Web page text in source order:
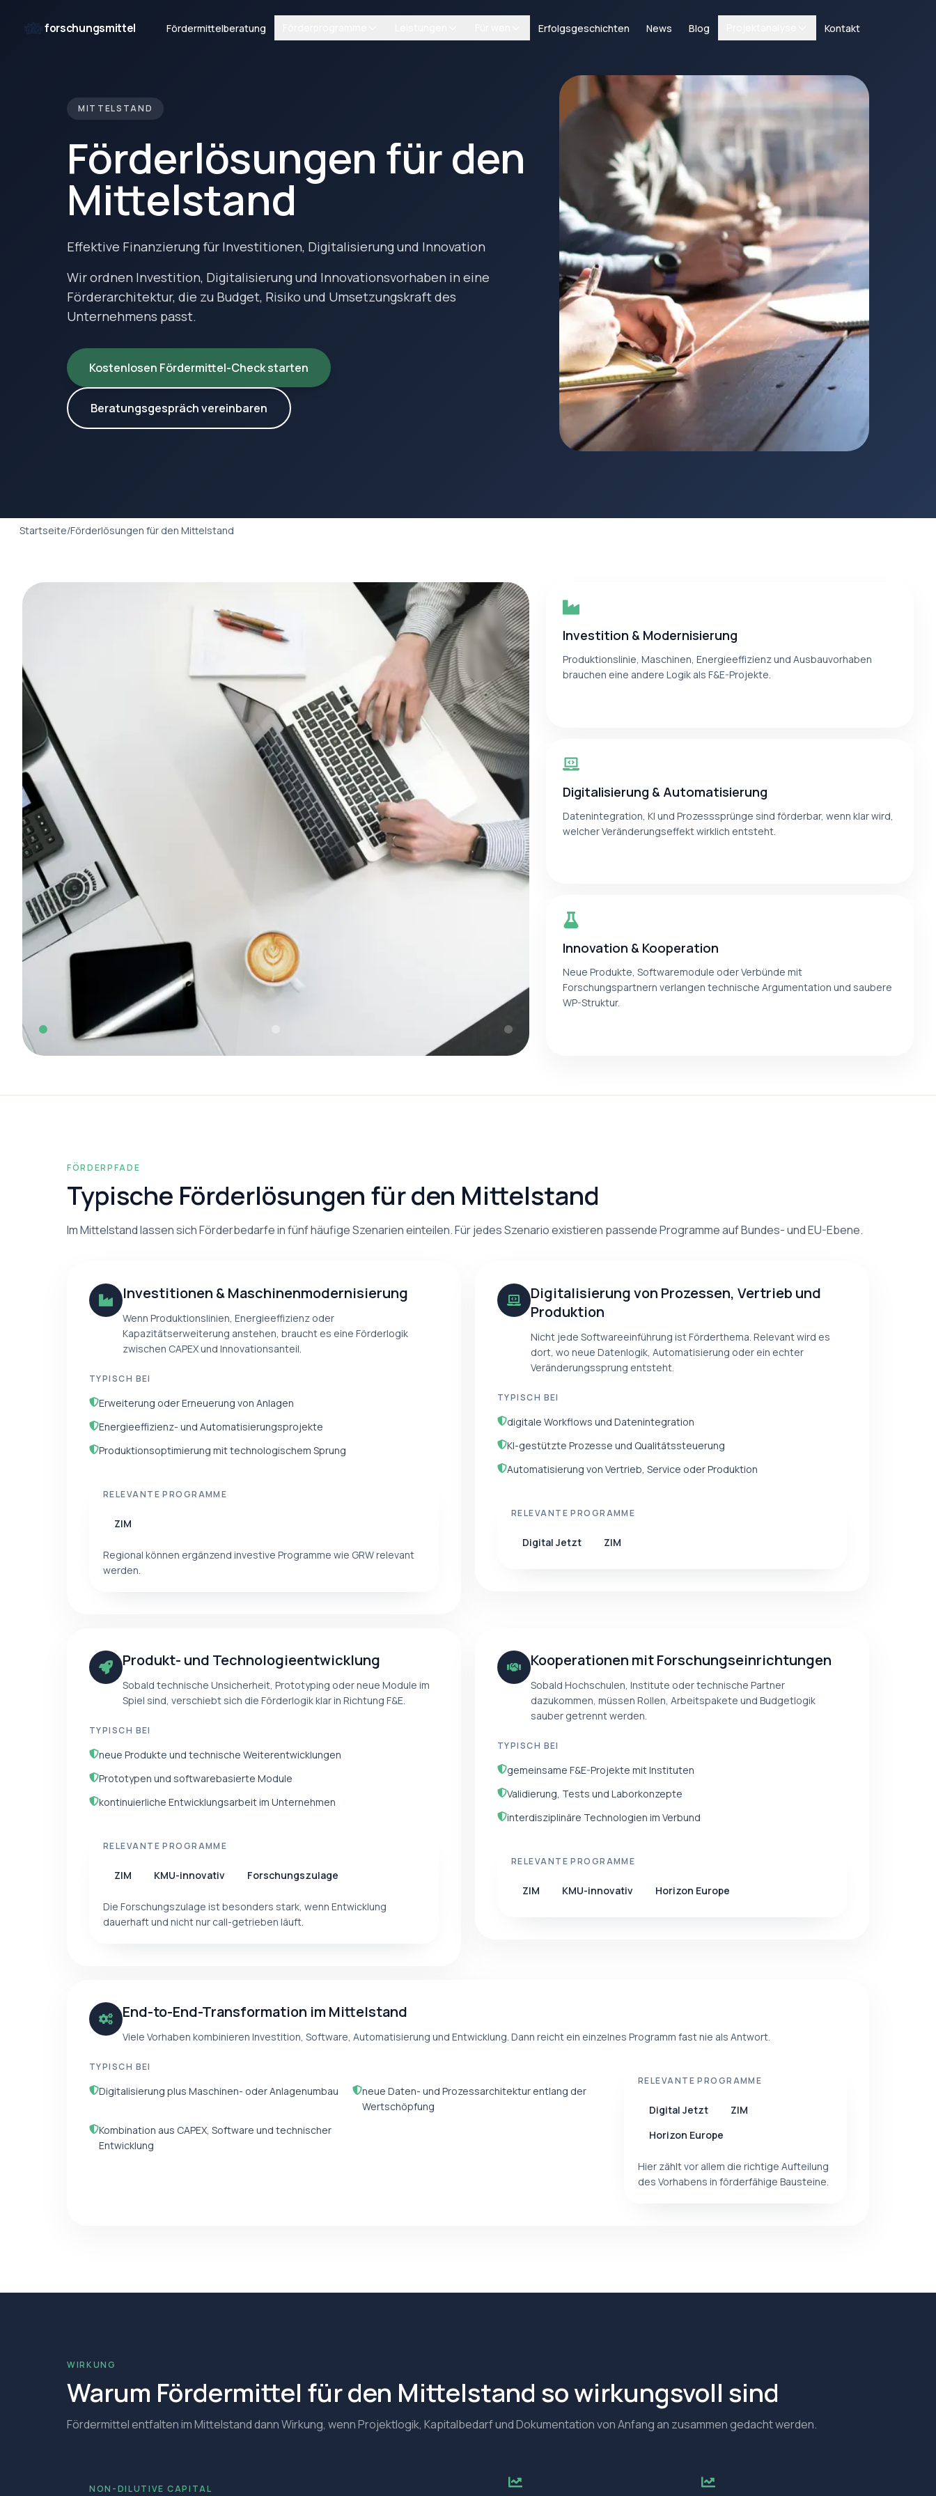
forschungsmittel Fördermittelberatung Erfolgsgeschichten News Blog Kontakt
MITTELSTAND
Förderlösungen für den
Mittelstand
Effektive Finanzierung für Investitionen, Digitalisierung und Innovation
Wir ordnen Investition, Digitalisierung und Innovationsvorhaben in eine
Förderarchitektur, die zu Budget, Risiko und Umsetzungskraft des
Unternehmens passt.
Kostenlosen Fördermittel-Check starten
Beratungsgespräch vereinbaren
Startseite/Förderlösungen für den Mittelstand
Investition & Modernisierung
Produktionslinie, Maschinen, Energieeffizienz und Ausbauvorhaben
brauchen eine andere Logik als F&E-Projekte.
Digitalisierung & Automatisierung
Datenintegration, KI und Prozesssprünge sind förderbar, wenn klar wird,
welcher Veränderungseffekt wirklich entsteht.
Innovation & Kooperation
Neue Produkte, Softwaremodule oder Verbünde mit
Forschungspartnern verlangen technische Argumentation und saubere
WP-Struktur.
FÖRDERPFADE
Typische Förderlösungen für den Mittelstand
Im Mittelstand lassen sich Förderbedarfe in fünf häufige Szenarien einteilen. Für jedes Szenario existieren passende Programme auf Bundes- und EU-Ebene.
Investitionen & Maschinenmodernisierung
Wenn Produktionslinien, Energieeffizienz oder
Kapazitätserweiterung anstehen, braucht es eine Förderlogik
zwischen CAPEX und Innovationsanteil.
TYPISCH BEI
Erweiterung oder Erneuerung von Anlagen
Energieeffizienz- und Automatisierungsprojekte
Produktionsoptimierung mit technologischem Sprung
RELEVANTE PROGRAMME
ZIM
Regional können ergänzend investive Programme wie GRW relevant
werden.
Digitalisierung von Prozessen, Vertrieb und
Produktion
Nicht jede Softwareeinführung ist Förderthema. Relevant wird es
dort, wo neue Datenlogik, Automatisierung oder ein echter
Veränderungssprung entsteht.
TYPISCH BEI
digitale Workflows und Datenintegration
KI-gestützte Prozesse und Qualitätssteuerung
Automatisierung von Vertrieb, Service oder Produktion
RELEVANTE PROGRAMME
Digital Jetzt ZIM
Produkt- und Technologieentwicklung
Sobald technische Unsicherheit, Prototyping oder neue Module im
Spiel sind, verschiebt sich die Förderlogik klar in Richtung F&E.
TYPISCH BEI
neue Produkte und technische Weiterentwicklungen
Prototypen und softwarebasierte Module
kontinuierliche Entwicklungsarbeit im Unternehmen
RELEVANTE PROGRAMME
ZIM KMU-innovativ Forschungszulage
Die Forschungszulage ist besonders stark, wenn Entwicklung
dauerhaft und nicht nur call-getrieben läuft.
Kooperationen mit Forschungseinrichtungen
Sobald Hochschulen, Institute oder technische Partner
dazukommen, müssen Rollen, Arbeitspakete und Budgetlogik
sauber getrennt werden.
TYPISCH BEI
gemeinsame F&E-Projekte mit Instituten
Validierung, Tests und Laborkonzepte
interdisziplinäre Technologien im Verbund
RELEVANTE PROGRAMME
ZIM KMU-innovativ Horizon Europe
End-to-End-Transformation im Mittelstand
Viele Vorhaben kombinieren Investition, Software, Automatisierung und Entwicklung. Dann reicht ein einzelnes Programm fast nie als Antwort.
TYPISCH BEI
Digitalisierung plus Maschinen- oder Anlagenumbau
neue Daten- und Prozessarchitektur entlang der
Wertschöpfung
Kombination aus CAPEX, Software und technischer
Entwicklung
RELEVANTE PROGRAMME
Digital Jetzt
ZIM
Horizon Europe
Hier zählt vor allem die richtige Aufteilung
des Vorhabens in förderfähige Bausteine.
WIRKUNG
Warum Fördermittel für den Mittelstand so wirkungsvoll sind
Fördermittel entfalten im Mittelstand dann Wirkung, wenn Projektlogik, Kapitalbedarf und Dokumentation von Anfang an zusammen gedacht werden.
NON-DILUTIVE CAPITAL